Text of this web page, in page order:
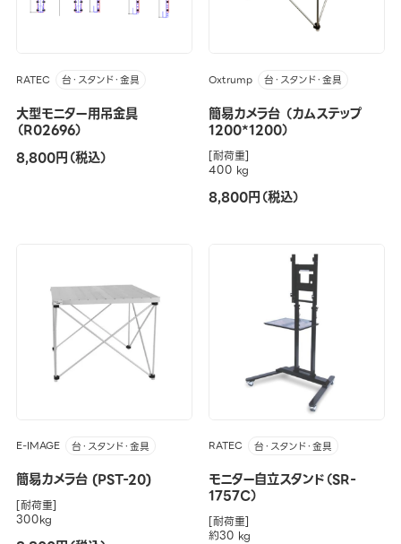
RATEC 台・スタンド・金具
大型モニター用吊金具
（R02696）
8,800円（税込）
Oxtrump 台・スタンド・金具
簡易カメラ台 （カムステップ
1200*1200）
[耐荷重]
400 kg
8,800円（税込）
E-IMAGE 台・スタンド・金具
簡易カメラ台 (PST-20)
[耐荷重]
300kg
RATEC 台・スタンド・金具
モニター自立スタンド（SR-
1757C）
[耐荷重]
約30 kg